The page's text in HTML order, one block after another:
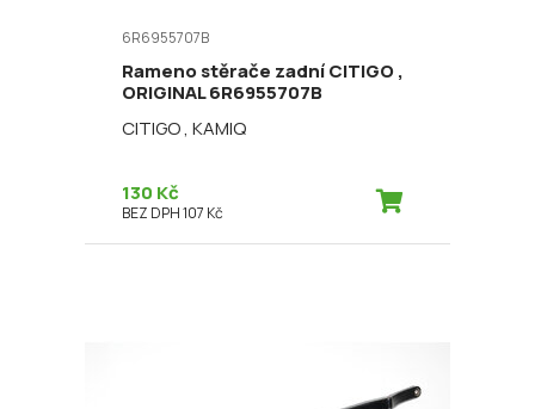
6R6955707B
Rameno stěrače zadní CITIGO ,
ORIGINAL 6R6955707B
CITIGO , KAMIQ
130 Kč
BEZ DPH 107 Kč